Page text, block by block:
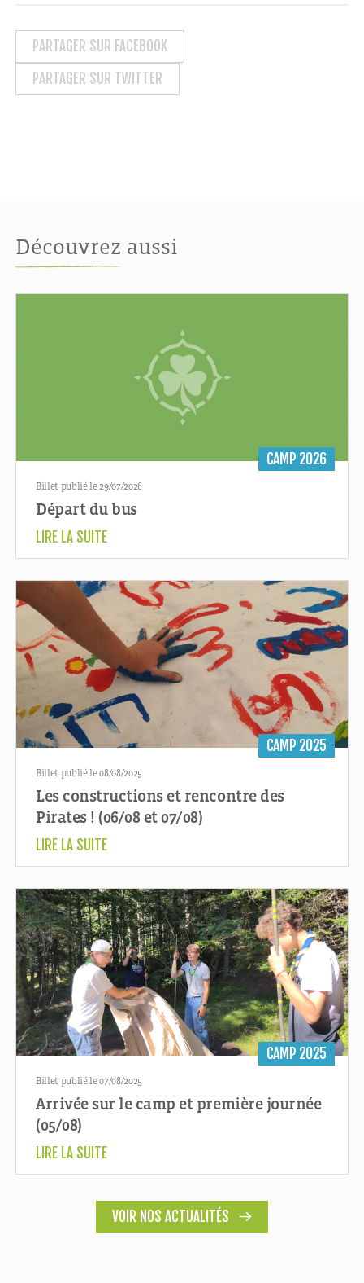
PARTAGER SUR FACEBOOK
PARTAGER SUR TWITTER
Découvrez aussi
CAMP 2026
Billet publié le 29/07/2026
Départ du bus
LIRE LA SUITE
CAMP 2025
Billet publié le 08/08/2025
Les constructions et rencontre des
Pirates ! (06/08 et 07/08)
LIRE LA SUITE
CAMP 2025
Billet publié le 07/08/2025
Arrivée sur le camp et première journée
(05/08)
LIRE LA SUITE
VOIR NOS ACTUALITÉS